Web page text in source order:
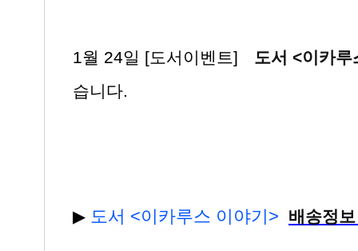
1월 24일 [도서이벤트]
도서 <이카루
습니다.
▶ 도서 <이카루스 이야기> 배송정